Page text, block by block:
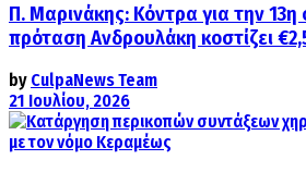
Π. Μαρινάκης: Κόντρα για την
πρόταση Ανδρουλάκη κοστίζει
by CulpaNews Team
21 Ιουλίου, 2026